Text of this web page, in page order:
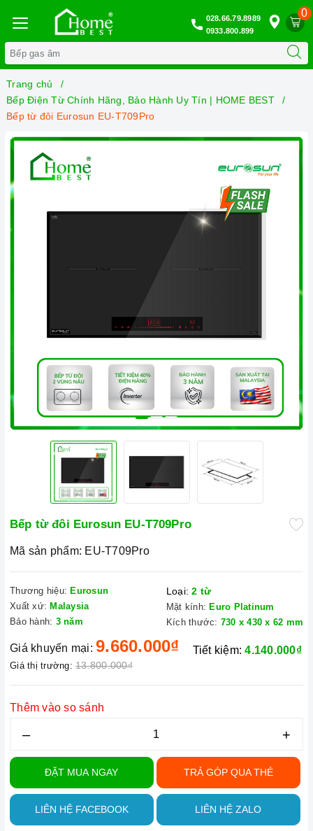
0
028.66.79.8989
0933.800.899
Trang chủ
Bếp Điện Từ Chính Hãng, Bảo Hành Uy Tín | HOME BEST
Bếp từ đôi Eurosun EU-T709Pro
Bếp từ đôi Eurosun EU-T709Pro
Mã sản phẩm: EU-T709Pro
Thương hiệu: Eurosun
Xuất xứ: Malaysia
Bảo hành: 3 năm
Loại: 2 từ
Mặt kính: Euro Platinum
Kích thước: 730 x 430 x 62 mm
Giá khuyến mại: 9.660.000₫
Giá thị trường: 13.800.000₫
Tiết kiệm:4.140.000₫
Thêm vào so sánh
– +
ĐẶT MUA NGAY TRẢ GÓP QUA THẺ
LIÊN HỆ FACEBOOK LIÊN HỆ ZALO